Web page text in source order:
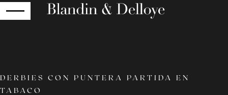
DERBIES CON PUNTERA PARTIDA EN
TABACO